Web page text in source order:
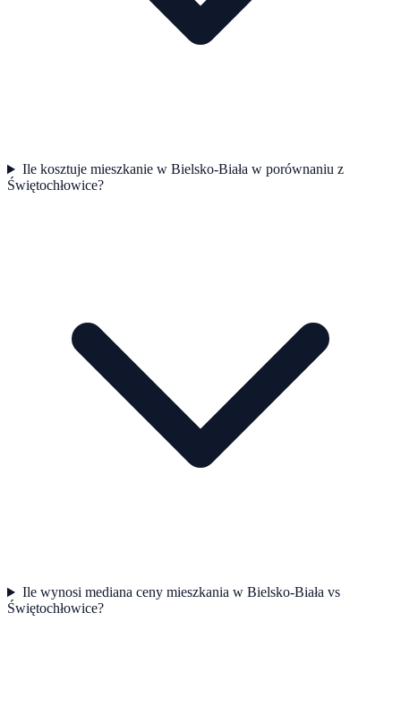
Ile kosztuje mieszkanie w Bielsko-Biała w porównaniu z
Świętochłowice?
Ile wynosi mediana ceny mieszkania w Bielsko-Biała vs
Świętochłowice?